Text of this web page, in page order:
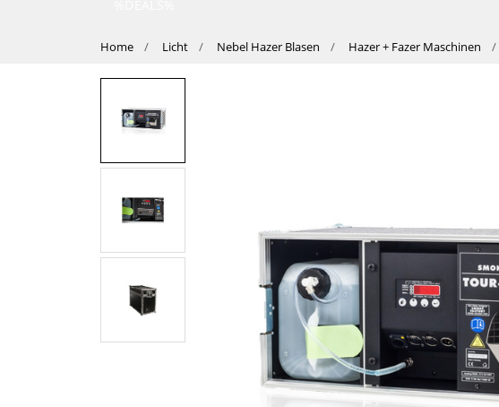
Home Licht Nebel Hazer Blasen Hazer + Fazer Maschinen